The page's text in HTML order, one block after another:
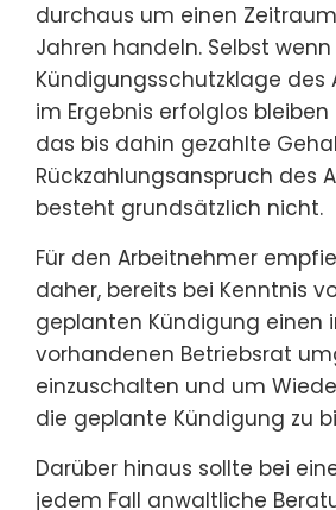
durchaus um einen
Jahren handeln. Selbst
Kündigungsschutzklage des
im Ergebnis erfolglos
das bis dahin gezahlte
Rückzahlungsanspruch des
besteht grundsätzlich nicht.
Für den Arbeitnehmer
daher, bereits bei Kenntnis
geplanten Kündigung einen
vorhandenen Betriebsrat
einzuschalten und um
die geplante Kündigung zu
Darüber hinaus sollte bei
jedem Fall anwaltliche